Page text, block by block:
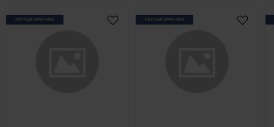
KÖP FLER SPARA MER
Lägg till i önskelista
KÖP FLER SPARA MER
Lägg till